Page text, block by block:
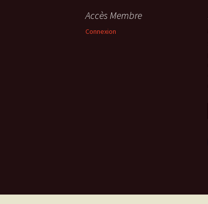
Accès Membre
Connexion